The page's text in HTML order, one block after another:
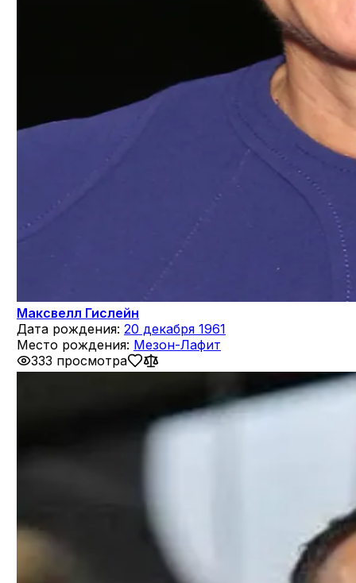
Максвелл Гислейн
Дата рождения: 20 декабря 1961
Место рождения: Мезон-Лафит
333 просмотра